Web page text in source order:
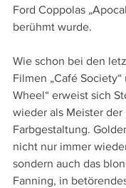
Ford Coppolas
berühmt wurde.
Wie schon bei den
Filmen „Café Society“
Wheel“ erweist sich
wieder als Meister
Farbgestaltung.
nicht nur immer
sondern auch das
Fanning, in